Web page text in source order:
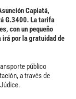
Capiatá,
G.3400. La tarifa
con un pequeño
por la gratuidad de
público
a través de